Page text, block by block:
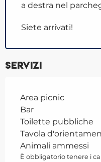
a destra nel
Siete arrivati!
Servizi
Area picnic
Bar
Toilette pubbliche
Tavola
Animali ammessi
È obbligatorio tenere i